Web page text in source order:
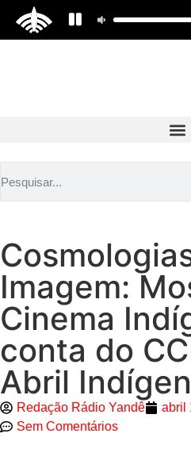
Imagem:
Cinema
conta do
Abril
Redação Rádio Yandê abril
Sem Comentários